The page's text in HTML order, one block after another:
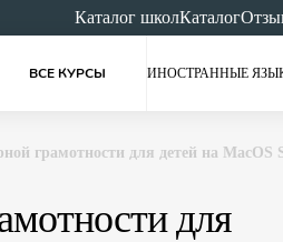
Каталог школКаталог
ВСЕ КУРСЫ ИНОСТРАННЫЕ
грамотности для детей на MacOS
для